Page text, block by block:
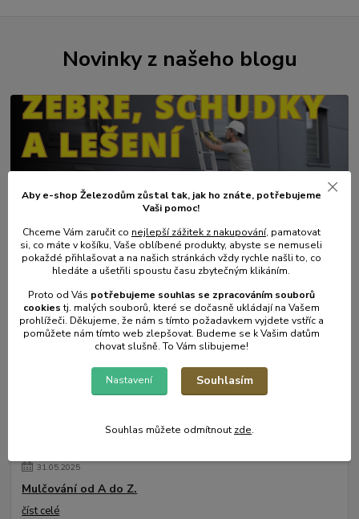
Novinky z našeho blogu
01.08. 2026
💥 Stali jsme se přímým dovozcem hliníkových žebřů a
lešení.
číst celé
31.05.2025
Mulčování od A do Z.
číst celé
Aby e-shop Železodům zůstal tak, jak ho znáte, potřebujeme
Vaši pomoc!
Chceme Vám zaručit co nejlepší zážitek z nakupování, pamatovat
si, co máte v košíku, Vaše oblíbené produkty, abyste se nemuseli
pokaždé přihlašovat a na našich stránkách vždy rychle našli to, co
hledáte a ušetřili spoustu času zbytečným klikáním.
Proto od Vás potřebujeme souhlas se zpracováním souborů
cookiestj. malých souborů, které se dočasně ukládají na Vašem
prohlížeči. Děkujeme, že nám s tímto požadavkem vyjdete vstříc a
pomůžete nám tímto web zlepšovat. Budeme se k Vašim datům
chovat slušně. To Vám slibujeme!
Nastavení Souhlasím
Souhlas můžete odmítnout zde.